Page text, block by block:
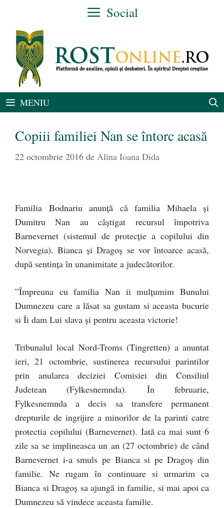
conținut
Social
MENIU
Copiii familiei Nan se întorc acasă
22 octombrie 2016 de Alina Ioana Dida
Familia Bodnariu anunță că familia Mihaela și
Dumitru Nan au câștigat recursul împotriva
Barnevernet (sistemul de protecție a copilului din
Norvegia). Bianca și Dragoș se vor întoarce acasă,
după sentința în unanimitate a judecătorilor.
”Împreuna cu familia Nan ii mulțumim Bunului
Dumnezeu care a lăsat sa gustam si aceasta bucurie
si Îi dam Lui slava și pentru aceasta victorie!
Tribunalul local Nord-Troms (Tingretten) a anuntat
ieri, 21 octombrie, sustinerea recursului parintilor
prin anularea deciziei Comisiei din Consiliul
Judetean (Fylkesnemnda). În februarie,
Fylkesnemnda a decis sa transfere permanent
drepturile de ingrijire a minorilor de la parinti catre
protectia copilului (Barnevernet). Iată ca mai sunt 6
zile sa se implineasca un an (27 octombrie) de când
Barnevernet i-a smuls pe Bianca si pe Dragoș din
familie. Ne rugam în continuare si urmarim ca
Bianca si Dragoș sa ajungă in familie, si mai apoi ca
Dumnezeu să vindece aceasta familie.